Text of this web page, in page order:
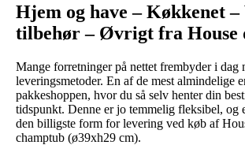
Hjem og have – Køkkenet –
tilbehør – Øvrigt fra House
Mange forretninger på nettet frembyder i dag
leveringsmetoder. En af de mest almindelige
pakkeshoppen, hvor du så selv henter din
tidspunkt. Denne er jo temmelig fleksibel, og
den billigste form for levering ved køb af
champtub (ø39xh29 cm).